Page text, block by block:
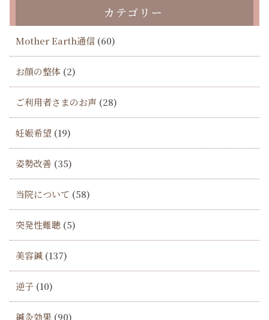
カテゴリー
Mother Earth通信 (60)
お顔の整体 (2)
ご利用者さまのお声 (28)
妊娠希望 (19)
姿勢改善 (35)
当院について (58)
突発性難聴 (5)
美容鍼 (137)
逆子 (10)
鍼灸効果 (90)